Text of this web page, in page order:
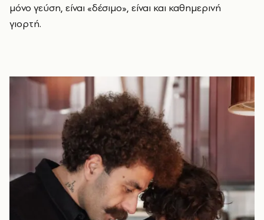
μόνο γεύση, είναι «δέσιμο», είναι και καθημερινή
γιορτή.